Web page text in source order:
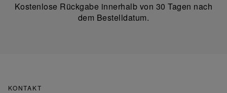
Kostenlose Rückgabe innerhalb von 30 Tagen nach
dem Bestelldatum.
KONTAKT